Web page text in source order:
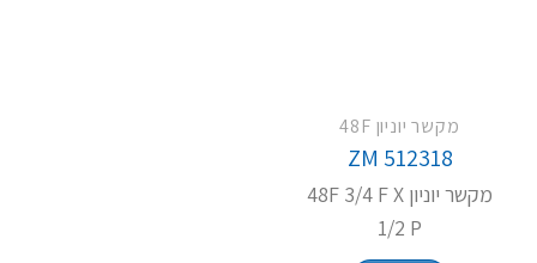
מקשר יוניון 48F
ZM 512318
מקשר יוניון 48F 3/4 F X
1/2 P